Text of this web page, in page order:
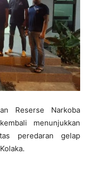
Reserse Narkoba
menunjukkan
peredaran gelap